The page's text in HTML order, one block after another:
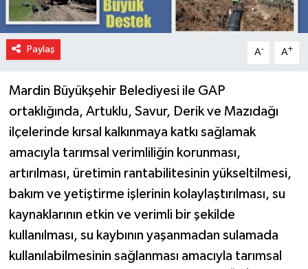
Paylaş A- A+
Mardin Büyükşehir Belediyesi ile GAP
ortaklığında, Artuklu, Savur, Derik ve Mazıdağı
ilçelerinde kırsal kalkınmaya katkı sağlamak
amacıyla tarımsal verimliliğin korunması,
artırılması, üretimin rantabilitesinin yükseltilmesi,
bakım ve yetiştirme işlerinin kolaylaştırılması, su
kaynaklarının etkin ve verimli bir şekilde
kullanılması, su kaybının yaşanmadan sulamada
kullanılabilmesinin sağlanması amacıyla tarımsal